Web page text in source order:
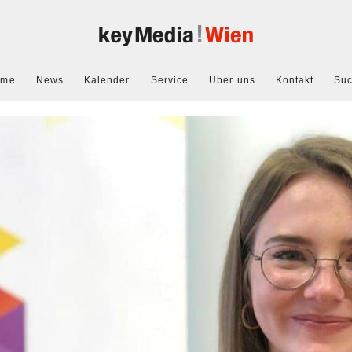
News Kalender Service Über uns Kontakt